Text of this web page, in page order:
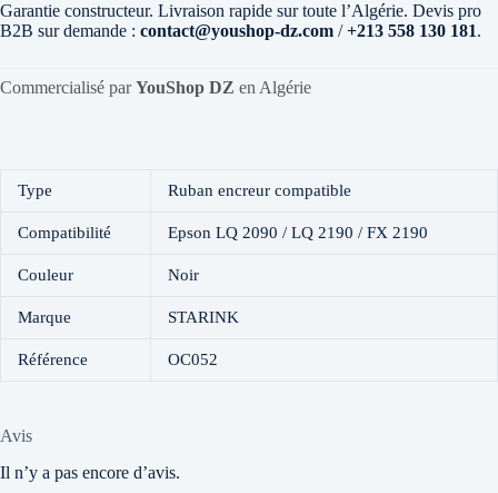
Garantie constructeur. Livraison rapide sur toute l’Algérie. Devis pro
B2B sur demande : contact@youshop-dz.com /+213 558 130 181.
Commercialisé parYouShop DZ en Algérie
Type Ruban encreur compatible
Compatibilité Epson LQ 2090 / LQ 2190 / FX 2190
Couleur Noir
Marque STARINK
Référence OC052
Avis
Il n’y a pas encore d’avis.